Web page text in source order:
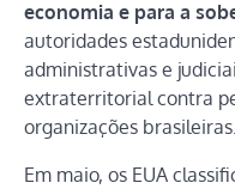
economia e para a
autoridades
administrativas e
extraterritorial contra
organizações brasileiras.
Em maio, os EUA